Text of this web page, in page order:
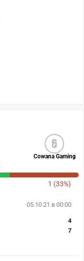
Cowana Gaming
1 (33%)
05.10.21 в 00:00
4
7